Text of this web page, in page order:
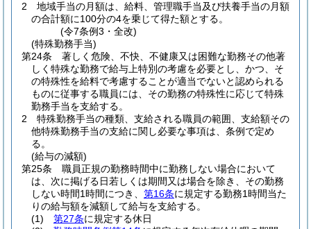
2
地域手当の月額は、給料、管理職手当及び扶養手当の月額
の合計額に100分の4を乗じて得た額とする。
(令7条例3・全改)
(特殊勤務手当)
第24条
著しく危険、不快、不健康又は困難な勤務その他著
しく特殊な勤務で給与上特別の考慮を必要とし、かつ、そ
の特殊性を給料で考慮することが適当でないと認められる
ものに従事する職員には、その勤務の特殊性に応じて特殊
勤務手当を支給する。
2
特殊勤務手当の種類、支給される職員の範囲、支給額その
他特殊勤務手当の支給に関し必要な事項は、条例で定め
る。
(給与の減額)
第25条
職員正規の勤務時間中に勤務しない場合において
は、次に掲げる日若しくは期間又は場合を除き、その勤務
しない時間1時間につき、 第16条に規定する勤務1時間当た
りの給与額を減額して給与を支給する。
(1)
第27条に規定する休日